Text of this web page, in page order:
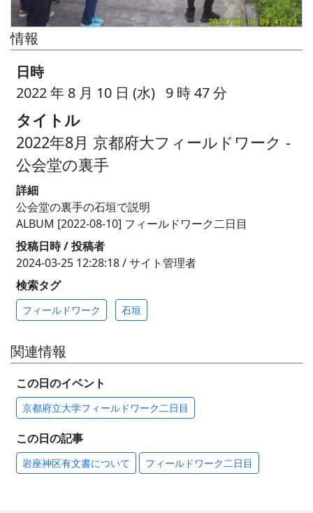
情報
日時
2022 年 8 月 10 日 (水) 9 時 47 分
タイトル
2022年8月 京都府大フィールドワーク -
公会堂の裏手
詳細
公会堂の裏手の石垣で説明
ALBUM [2022-08-10] フィールドワーク二日目
投稿日時 / 投稿者
2024-03-25 12:28:18 / サイト管理者
検索タグ
フィールドワーク 石垣
関連情報
この日のイベント
京都府立大学フィールドワーク二日目
この日の記事
岩座神区有文書について フィールドワーク二日目